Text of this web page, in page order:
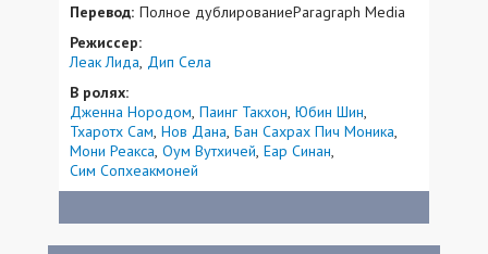
Перевод: Полное дублированиеParagraph Media
Режиссер:
Леак Лида Дип Села
В ролях:
Дженна Нородом Паинг Такхон Юбин Шин
Тхаротх Сам Нов Дана Бан Сахрах Пич Моника
Мони Реакса Оум Вутхичей Еар Синан
Сим Сопхеакмоней